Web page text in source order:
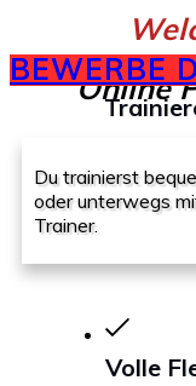
BEWERBE
Online
Du trainierst
oder unterwegs
Trainer.
Volle